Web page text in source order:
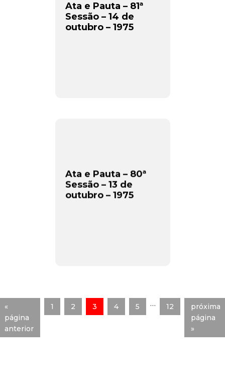
Ata e Pauta – 81ª
Sessão – 14 de
outubro – 1975
Ata e Pauta – 80ª
Sessão – 13 de
outubro – 1975
«
página
anterior
1 2 3 4 5 … 12
próxima
página
»